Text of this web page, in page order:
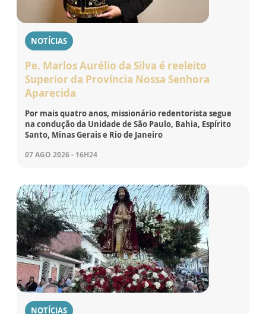
NOTÍCIAS
Pe. Marlos Aurélio da Silva é reeleito
Superior da Província Nossa Senhora
Aparecida
Por mais quatro anos, missionário redentorista segue
na condução da Unidade de São Paulo, Bahia, Espírito
Santo, Minas Gerais e Rio de Janeiro
07 AGO 2026 - 16H24
NOTÍCIAS